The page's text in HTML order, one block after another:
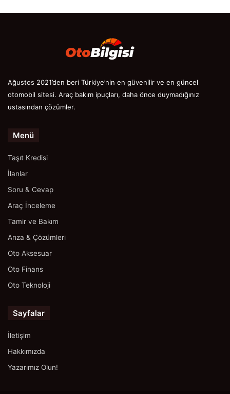
Ağustos 2021’den beri Türkiye’nin en güvenilir ve en güncel
otomobil sitesi. Araç bakım ipuçları, daha önce duymadığınız
ustasından çözümler.
Menü
Taşıt Kredisi
İlanlar
Soru & Cevap
Araç İnceleme
Tamir ve Bakım
Arıza & Çözümleri
Oto Aksesuar
Oto Finans
Oto Teknoloji
Sayfalar
İletişim
Hakkımızda
Yazarımız Olun!